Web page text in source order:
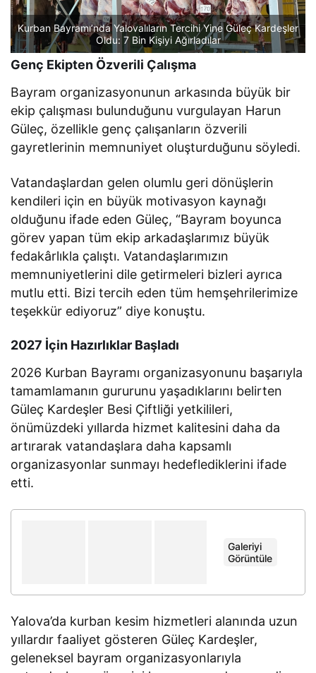
Kurban Bayramı’nda Yalovalıların Tercihi Yine Güleç Kardeşler
Oldu: 7 Bin Kişiyi Ağırladılar
Genç Ekipten Özverili Çalışma
Bayram organizasyonunun arkasında büyük bir
ekip çalışması bulunduğunu vurgulayan Harun
Güleç, özellikle genç çalışanların özverili
gayretlerinin memnuniyet oluşturduğunu söyledi.
Vatandaşlardan gelen olumlu geri dönüşlerin
kendileri için en büyük motivasyon kaynağı
olduğunu ifade eden Güleç, “Bayram boyunca
görev yapan tüm ekip arkadaşlarımız büyük
fedakârlıkla çalıştı. Vatandaşlarımızın
memnuniyetlerini dile getirmeleri bizleri ayrıca
mutlu etti. Bizi tercih eden tüm hemşehrilerimize
teşekkür ediyoruz” diye konuştu.
2027 İçin Hazırlıklar Başladı
2026 Kurban Bayramı organizasyonunu başarıyla
tamamlamanın gururunu yaşadıklarını belirten
Güleç Kardeşler Besi Çiftliği yetkilileri,
önümüzdeki yıllarda hizmet kalitesini daha da
artırarak vatandaşlara daha kapsamlı
organizasyonlar sunmayı hedeflediklerini ifade
etti.
Galeriyi
Görüntüle
Yalova’da kurban kesim hizmetleri alanında uzun
yıllardır faaliyet gösteren Güleç Kardeşler,
geleneksel bayram organizasyonlarıyla